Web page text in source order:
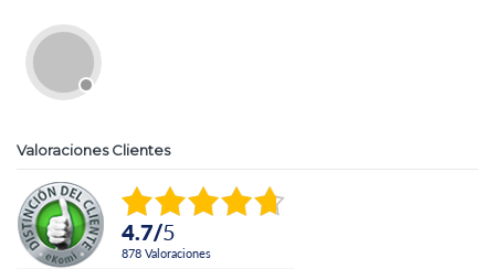
Valoraciones Clientes
4.7/5
878 Valoraciones